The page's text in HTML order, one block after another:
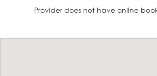
Provider does not have online